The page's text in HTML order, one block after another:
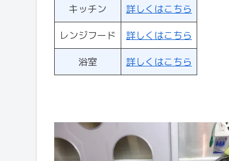
キッチン 詳しくはこちら
レンジフード 詳しくはこちら
浴室 詳しくはこちら